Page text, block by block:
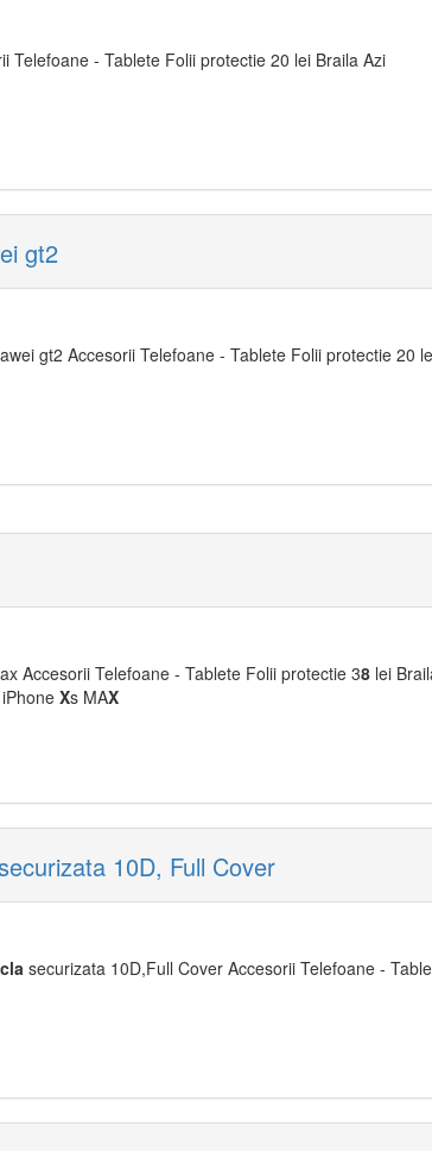
Telefoane - Tablete Folii protectie 20 lei Braila Azi
gt2
gt2 Accesorii Telefoane - Tablete Folii protectie 20
Accesorii Telefoane - Tablete Folii protectie 38 lei
Xs MAX
10D, Full Cover
securizata 10D,Full Cover Accesorii Telefoane -